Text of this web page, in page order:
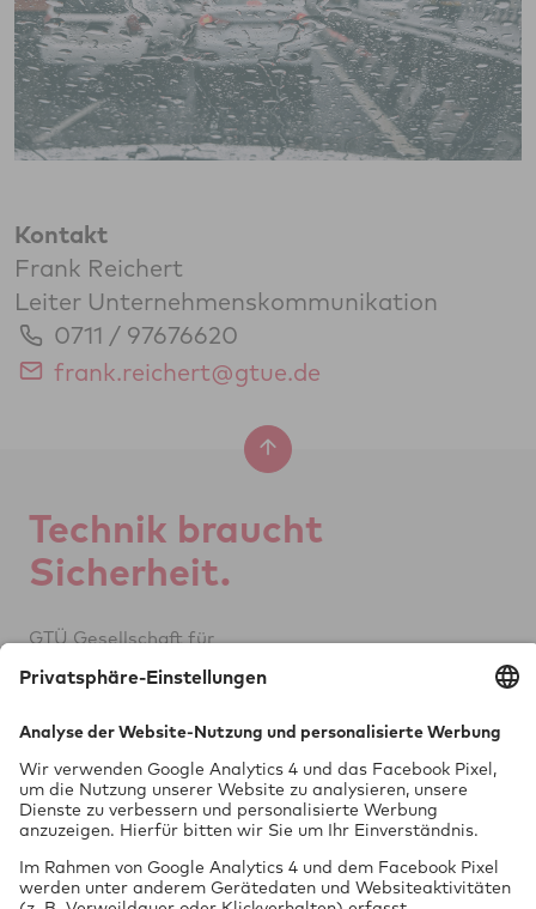
Kontakt
Frank Reichert
Leiter Unternehmenskommunikation
0711 / 97676620
frank.reichert@gtue.de
Tech­nik braucht
Si­cher­heit.
GTÜ Ge­sell­schaft für
Tech­ni­sche Über­wa­chung mbH
70567 Stuttgart
FON 0711 97676-0
MAIL info@gtue.de
WEB www.gtue.de